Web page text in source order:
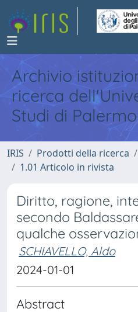
Archivio
ricerca
Studi di Palermo
IRIS Prodotti della ricerca
1.01 Articolo in rivista
Diritto, ragione,
secondo
qualche
SCHIAVELLO, Aldo
2024-01-01
Abstract